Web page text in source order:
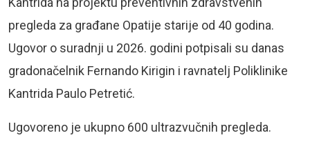
pregleda za građane Opatije starije od 40 godina.
Ugovor o suradnji u 2026. godini potpisali su danas
gradonačelnik Fernando Kirigin i ravnatelj Poliklinike
Kantrida Paulo Petretić.
Ugovoreno je ukupno 600 ultrazvučnih pregleda.